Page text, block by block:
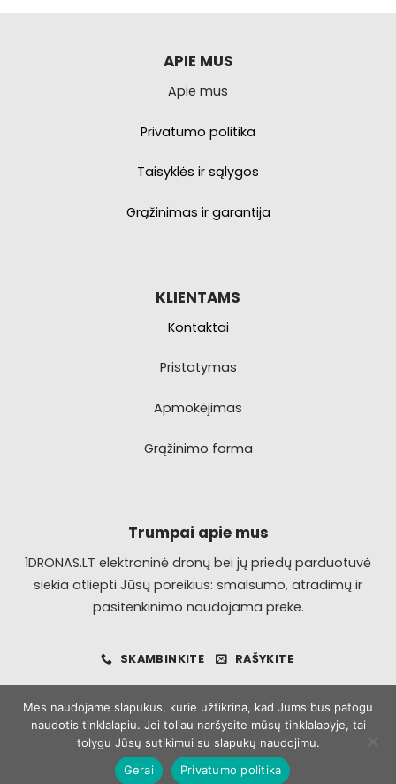
APIE MUS
Apie mus
Privatumo politika
Taisyklės ir sąlygos
Grąžinimas ir garantija
KLIENTAMS
Kontaktai
Pristatymas
Apmokėjimas
Grąžinimo forma
Trumpai apie mus
1DRONAS.LT elektroninė dronų bei jų priedų parduotuvė
siekia atliepti Jūsų poreikius: smalsumo, atradimų ir
pasitenkinimo naudojama preke.
SKAMBINKITE RAŠYKITE
Visa MasterCard
Bank
Transfer
Copyright 2026 ©1dronas.lt
Mes naudojame slapukus, kurie užtikrina, kad Jums bus patogu
naudotis tinklalapiu. Jei toliau naršysite mūsų tinklalapyje, tai
tolygu Jūsų sutikimui su slapukų naudojimu.
Gerai
Privatumo politika